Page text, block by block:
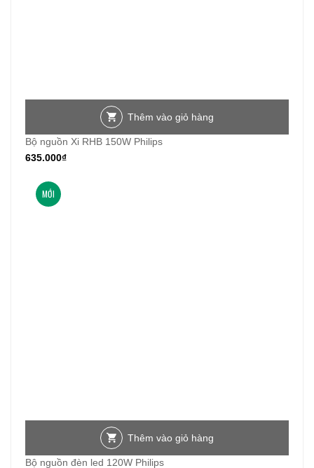
Thêm vào giỏ hàng
Bộ nguồn Xi RHB 150W Philips
635.000₫
MỚI
Thêm vào giỏ hàng
Bộ nguồn đèn led 120W Philips